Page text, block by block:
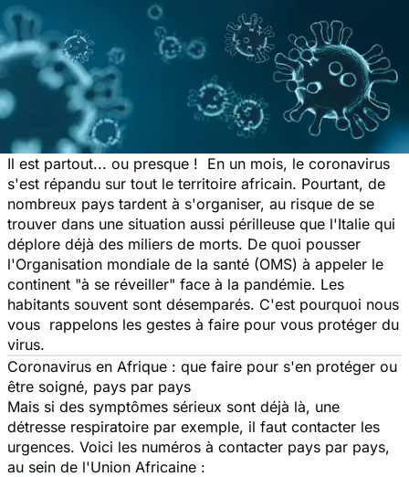
Il est partout... ou presque ! En un mois, le coronavirus
s'est répandu sur tout le territoire africain. Pourtant, de
nombreux pays tardent à s'organiser, au risque de se
trouver dans une situation aussi périlleuse que l'Italie qui
déplore déjà des miliers de morts. De quoi pousser
l'Organisation mondiale de la santé (OMS) à appeler le
continent "à se réveiller" face à la pandémie. Les
habitants souvent sont désemparés. C'est pourquoi nous
vous rappelons les gestes à faire pour vous protéger du
virus.
​Coronavirus en Afrique : que faire pour s'en protéger ou
être soigné, pays par pays
Mais si des symptômes sérieux sont déjà là, une
détresse respiratoire par exemple, il faut contacter les
urgences. Voici les numéros à contacter pays par pays,
au sein de l'Union Africaine :